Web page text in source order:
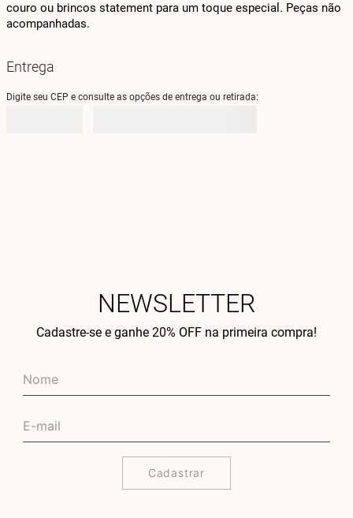
couro ou brincos statement para um toque especial. Peças não
acompanhadas.
Entrega
Digite seu CEP e consulte as opções de entrega ou retirada:
NEWSLETTER
Cadastre-se e ganhe 20% OFF na primeira compra!
Cadastrar